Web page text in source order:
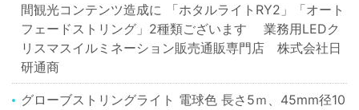
間観光コンテンツ造成に 「ホタルライトRY2」「オート
フェードストリング」2種類ございます 業務用LEDク
リスマスイルミネーション販売通販専門店 株式会社日
研通商
グローブストリングライト 電球色 長さ5ｍ、45mm径10